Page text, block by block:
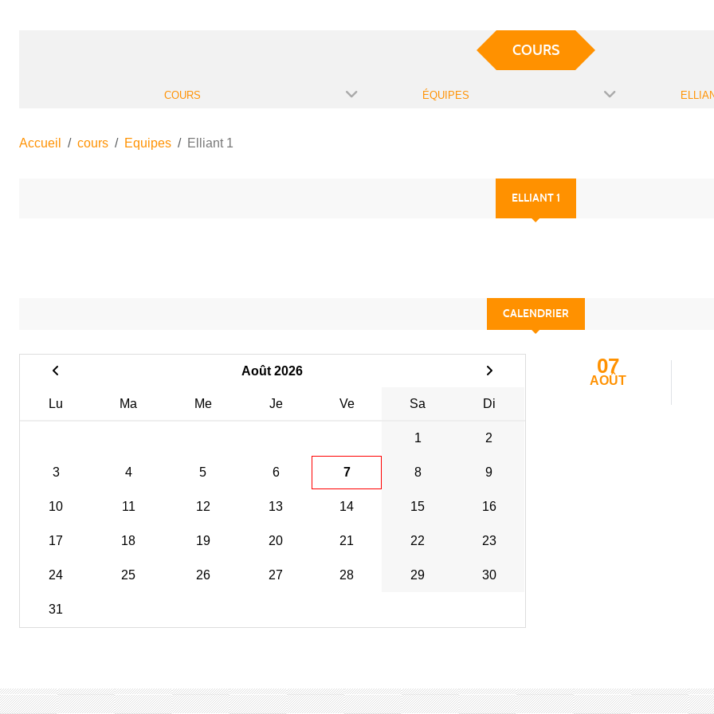
COURS
COURS ÉQUIPES
Accueil cours Equipes Elliant 1
ELLIANT 1
CALENDRIER
Août 2026
Lu Ma Me Je Ve Sa Di
1 2
3 4 5 6 7 8 9
10 11 12 13 14 15 16
17 18 19 20 21 22 23
24 25 26 27 28 29 30
31
07
AOÛT